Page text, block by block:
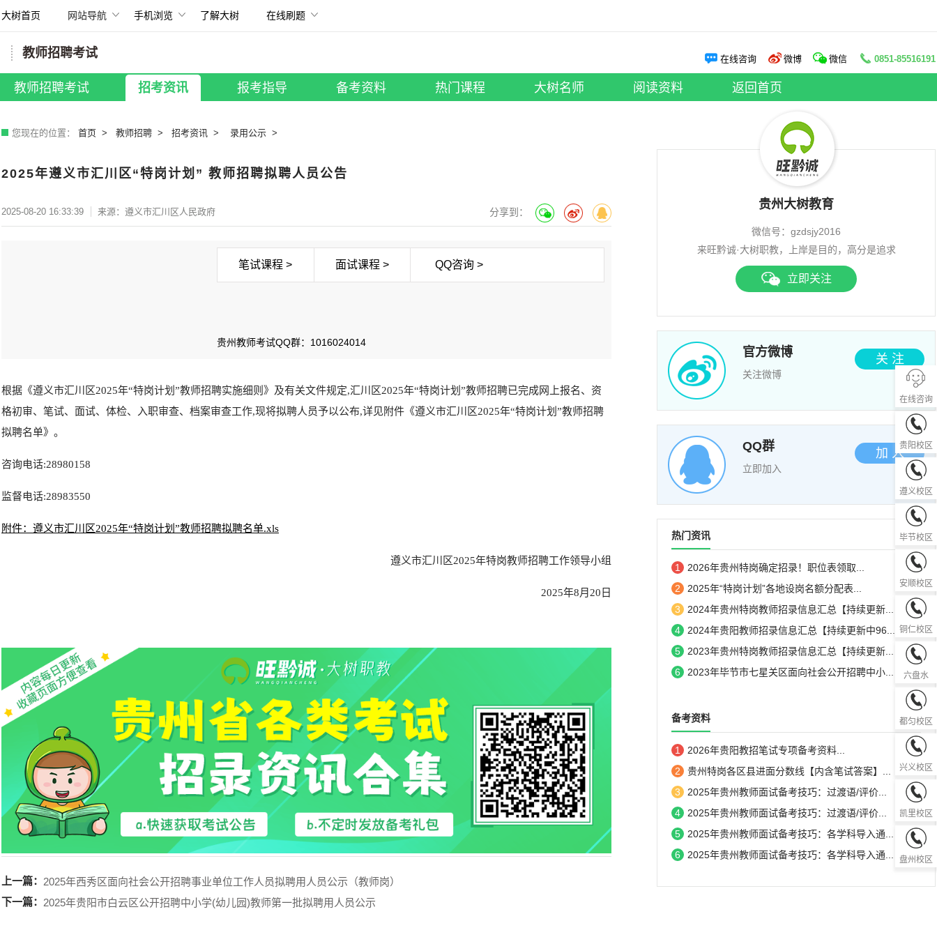
大树首页 网站导航
所有考试
国考招录
| 贵州省考 |
事业单位
教师招聘
银行招聘 |
照片修改
笔试课程
| 面试课程
行测老师
申论老师 | 面试老师
阅读资料
阅读资料
| 大树资讯
手机浏览
了解大树 在线刷题
教师招聘考试 在线咨询 微博 微信 0851-85516191
教师招聘考试 招考资讯 报考指导 备考资料 热门课程 大树名师 阅读资料 返回首页
您现在的位置： 首页 教师招聘 招考资讯 录用公示
2025年遵义市汇川区“特岗计划” 教师招聘拟聘人员公告
2025-08-20 16:33:39 来源：遵义市汇川区人民政府 分享到：
笔试课程 > 面试课程 > QQ咨询 >
贵州教师考试QQ群：1016024014
根据《遵义市汇川区2025年“特岗计划”教师招聘实施细则》及有关文件规定,汇川区2025年“特岗计划”教师招聘已完成网上报名、资
格初审、笔试、面试、体检、入职审查、档案审查工作,现将拟聘人员予以公布,详见附件《遵义市汇川区2025年“特岗计划”教师招聘
拟聘名单》。
咨询电话:28980158
监督电话:28983550
附件：遵义市汇川区2025年“特岗计划”教师招聘拟聘名单.xls
遵义市汇川区2025年特岗教师招聘工作领导小组
2025年8月20日
上一篇： 2025年西秀区面向社会公开招聘事业单位工作人员拟聘用人员公示（教师岗）
下一篇： 2025年贵阳市白云区公开招聘中小学(幼儿园)教师第一批拟聘用人员公示
贵州大树教育
微信号：gzdsjy2016
来旺黔诚·大树职教，上岸是目的，高分是追求
立即关注
官方微博
关注微博
关 注
QQ群
立即加入
加 入
热门资讯
1
2026年贵州特岗确定招录！职位表领取...
2
2025年“特岗计划”各地设岗名额分配表...
3
2024年贵州特岗教师招录信息汇总【持续更新...
4
2024年贵阳教师招录信息汇总【持续更新中96...
5
2023年贵州特岗教师招录信息汇总【持续更新...
6
2023年毕节市七星关区面向社会公开招聘中小...
备考资料
1
2026年贵阳教招笔试专项备考资料...
2
贵州特岗各区县进面分数线【内含笔试答案】...
3
2025年贵州教师面试备考技巧：过渡语/评价...
4
2025年贵州教师面试备考技巧：过渡语/评价...
5
2025年贵州教师面试备考技巧：各学科导入通...
6
2025年贵州教师面试备考技巧：各学科导入通...
在线咨询
贵阳校区
0851-
遵义校区
0851-
毕节校区
0857-
安顺校区
0851-
铜仁校区
0856-
六盘水
0858-
都匀校区
0854-
兴义校区
0859-
凯里校区
0855-
盘州校区
0858-